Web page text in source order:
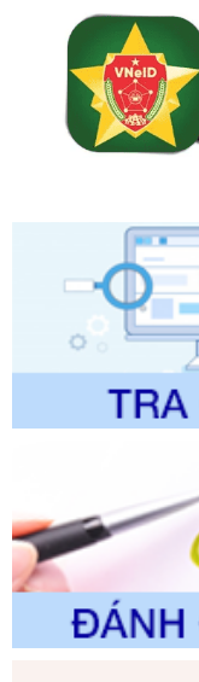
Số kí hiệu:2303/
Tên: Quyết định
ban hành, được
Quy trình nội bộ,
chính trong một số
lý của Sở Văn hóa,
Tên: Quyết định
được sửa đổi, bổ
trình điện tử giải
lịch thuộc phạm vi
thao và Du lịch
Ngày ban hành: 01/
Số kí hiệu:2310/
Tên: Về việc công
trong giải quyết
thuộc phạm vi giải
trường
Ngày ban hành: 01/
Số kí hiệu:
Tên: V/v công bố
đổi, bổ sung và
giải quyết thủ tục